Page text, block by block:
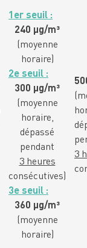
1er seuil :
240 µg/m³
(moyenne
horaire)
2e seuil :
300 µg/m³
(moyenne
horaire,
dépassé
pendant
3 heures
consécutives)
3e seuil :
360 µg/m³
(moyenne
horaire)
3